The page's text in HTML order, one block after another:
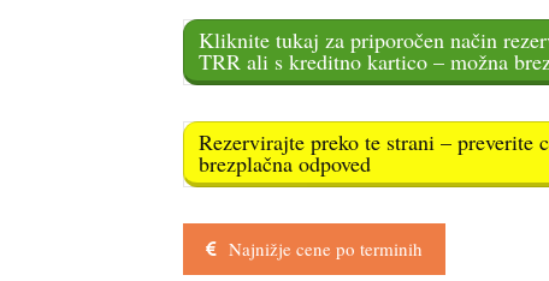
Kliknite tukaj za priporočen način
TRR ali s kreditno kartico – možna
Rezervirajte preko te strani – preverite
brezplačna odpoved
Najnižje cene po terminih